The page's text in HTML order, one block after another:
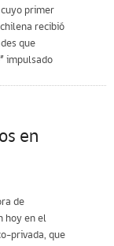
primer
recibió
que
impulsado
en
de
hoy en el
privada, que